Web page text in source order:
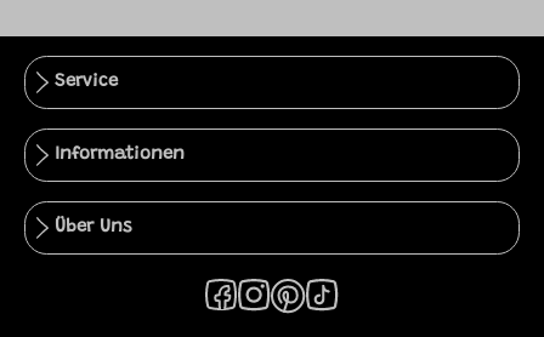
Service
Informationen
Über Uns